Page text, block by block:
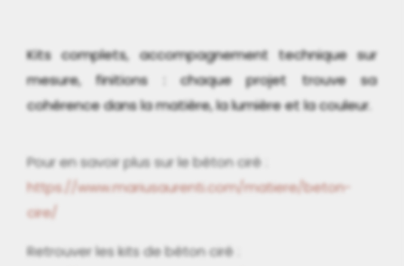
Kits complets, accompagnement technique sur
mesure, finitions : chaque projet trouve sa
cohérence dans la matière, la lumière et la couleur.
Pour en savoir plus sur le béton ciré :
https://www.mariusaurenti.com/matiere/beton-
cire/
Retrouver les kits de béton ciré :